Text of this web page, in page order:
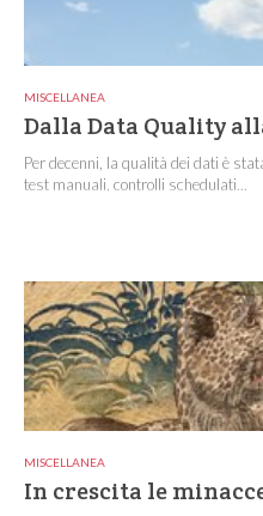
MISCELLANEA
Dalla Data Quality
Per decenni, la qualità dei dati è
test manuali, controlli schedulati...
MISCELLANEA
In crescita le